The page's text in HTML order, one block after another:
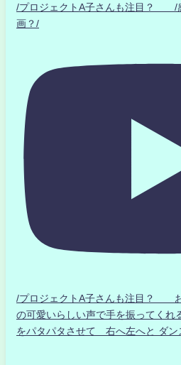
/プロジェクトA子さんも注目？ /
画？/
/プロジェクトA子さんも注目？
の可愛いらしい声で手を振ってく
をパタパタさせて 右へ左へと ダン